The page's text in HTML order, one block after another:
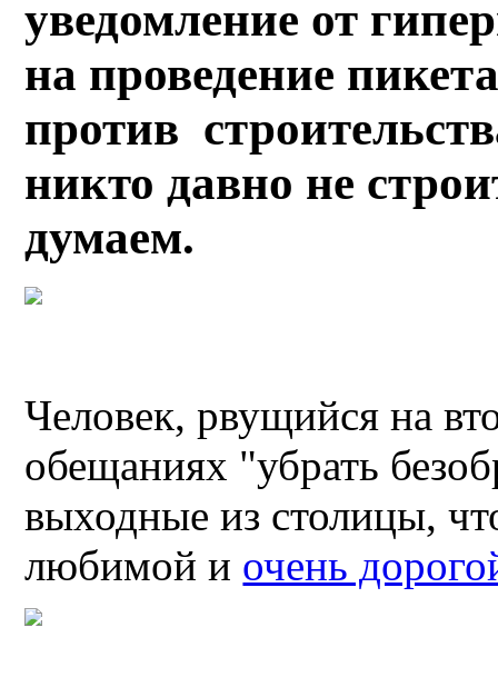
уведомление от
на проведение
против
никто давно не
думаем.
Человек, рвущийся на
обещаниях "убрать
выходные из столицы,
любимой и очень